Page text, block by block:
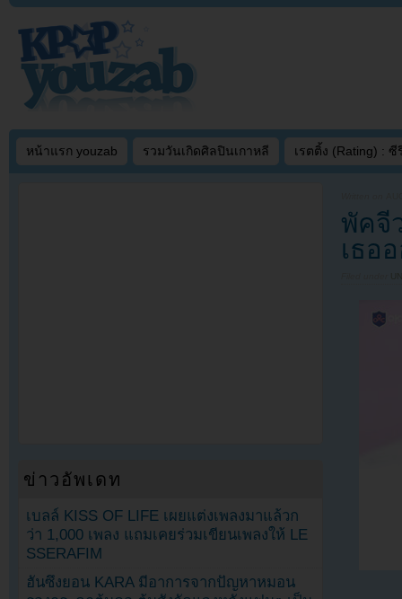
หน้าแรก youzab รวมวันเกิดศิลปินเกาหลี เรตติ้ง (Rating) : ซี
พัคจี
เธอ
ข่าวอัพเดท
เบลล์ KISS OF LIFE เผยแต่งเพลงมาแล้วก
ว่า 1,000 เพลง แถมเคยร่วมเขียนเพลงให้ LE
SSERAFIM
ฮันซึงยอน KARA มีอาการจากปัญหาหมอน